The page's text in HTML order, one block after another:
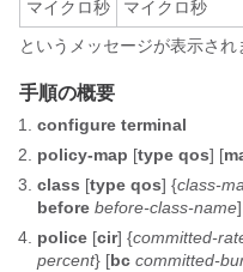
マイクロ秒
マイクロ秒
というメッセージが表示され
手順の概要
configure terminal
policy-map [type qos] [
class [type qos] {class-
before before-class-name]
police [cir] {committed-
percent} [bc committed-